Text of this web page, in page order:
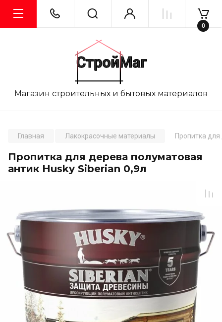
Магазин строительных и бытовых материалов
0
Главная Лакокрасочные материалы Пропитка
Пропитка для дерева полуматовая
антик Husky Siberian 0,9л